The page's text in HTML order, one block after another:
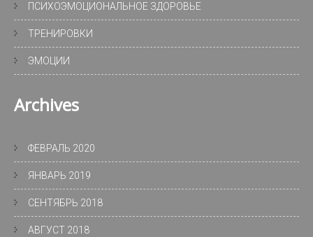
ПСИХОЭМОЦИОНАЛЬНОЕ ЗДОРОВЬЕ
ТРЕНИРОВКИ
ЭМОЦИИ
Archives
ФЕВРАЛЬ 2020
ЯНВАРЬ 2019
СЕНТЯБРЬ 2018
АВГУСТ 2018